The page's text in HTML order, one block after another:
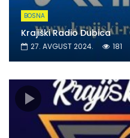
BOSNA
Krajiški Radio Dubica
27. AVGUST 2024. 181